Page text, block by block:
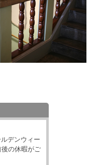
デンウィー
の休暇がご